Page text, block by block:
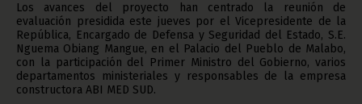
Los avances del proyecto han centrado la reunión de
evaluación presidida este jueves por el Vicepresidente de la
República, Encargado de Defensa y Seguridad del Estado, S.E.
Nguema Obiang Mangue, en el Palacio del Pueblo de Malabo,
con la participación del Primer Ministro del Gobierno, varios
departamentos ministeriales y responsables de la empresa
constructora ABI MED SUD.